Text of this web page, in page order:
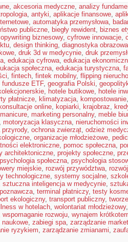
, akcesoria medyczne, analizy
, antyki, aplikacje finansowe,
, automatyka przemysłowa,
publiczne, biegły rewident, biznes
biznesowy, cyfrowe innowacje,
, design thinking, diagnostyka obrazowa
, druk 3d w medycynie, druk
, edukacja cyfrowa, edukacja
społeczna, edukacja turystyczna,
, fintech, fintek mobilny, flipping
fundusze ETF, geografia Polski,
, hotele butikowe, hotele
płatnicze, klimatyzacja, kompostowanie
konsultacje online, kopiarki, krajobraz,
manicure, marketing personalny, meble
motoryzacja klasyczna, nieruchomości
przyrody, ochrona zwierząt, odzież
, organizacje młodzieżowe,
elektroniczne, pomoc społeczna,
architektoniczne, projekty społeczne,
psychologia społeczna, psychologia
miejskie, rozwój przywództwa,
technologiczne, systemy socjalne,
sztuczna inteligencja w medycynie,
, terminal płatniczy, testy
ekologiczny, transport publiczny,
w hotelach, wolontariat młodzieżowy
wspomaganie rozwoju, wynajem
, zabiegi spa, zarządzanie
ryzykiem, zarządzanie zmianami,